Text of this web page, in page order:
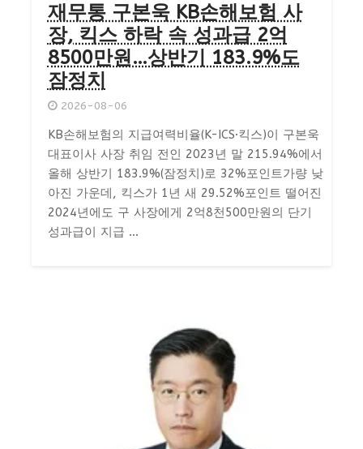
재무통 구본욱 KB손해보험 사
장, 킥스 하락 속 성과급 2억
8500만원…상반기 183.9%도
잠정치
2026-08-06
KB손해보험의 지급여력비율(K-ICS·킥스)이 구본욱
대표이사 사장 취임 전인 2023년 말 215.94%에서
올해 상반기 183.9%(잠정치)로 32%포인트가량 낮
아진 가운데, 킥스가 1년 새 29.52%포인트 떨어진
2024년에도 구 사장에게 2억8천500만원의 단기
성과급이 지급 ...